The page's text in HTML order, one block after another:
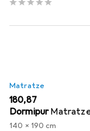
Matratze
EUR
180,87
DormipurMatratze
140 x 190 cm